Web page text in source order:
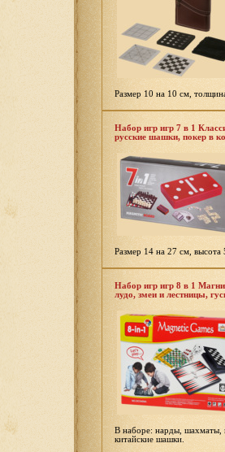
Размер 10 на 10 см,
Набор игр игр 7 в 1
русские шашки, покер в
Размер 14 на 27 см, высота
Набор игр игр 8 в 1
лудо, змеи и лестницы,
В наборе: нарды, шахматы,
китайские шашки.